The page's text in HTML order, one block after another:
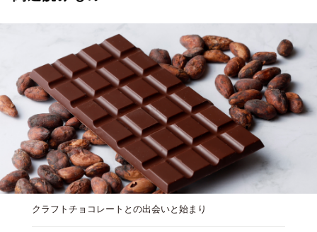
クラフトチョコレートとの出会いと始まり